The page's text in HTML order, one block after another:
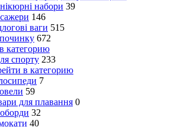
набори 39
146
ваги 515
672
категорию
спорту 233
в категорию
7
59
для плавання 0
32
40